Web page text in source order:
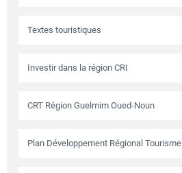
Textes touristiques
Investir dans la région CRI
CRT Région Guelmim Oued-Noun
Plan Développement Régional Tourisme